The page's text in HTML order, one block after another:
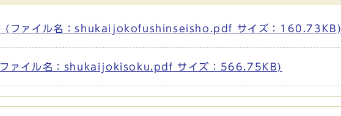
書 (ファイル名：shukaijokofushinseisho.pdf サイズ：160.73KB)
(ファイル名：shukaijokisoku.pdf サイズ：566.75KB)